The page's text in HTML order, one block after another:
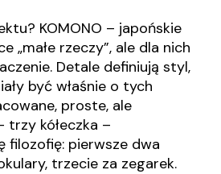
KOMONO – japońskie
„małe rzeczy”, ale dla nich
Detale definiują styl,
być właśnie o tych
proste, ale
trzy kółeczka –
filozofię: pierwsze dwa
trzecie za zegarek.